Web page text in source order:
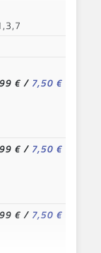
€/ 7,50 €
€/ 7,50 €
€/ 7,50 €